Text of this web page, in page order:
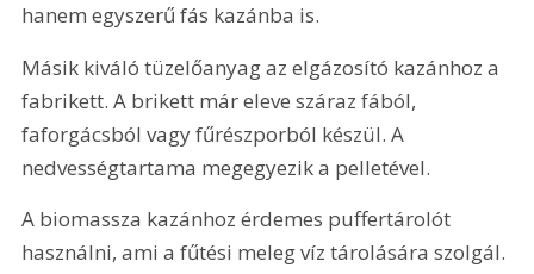
hanem egyszerű fás kazánba is.
Másik kiváló tüzelőanyag az elgázosító kazánhoz a
fabrikett. A brikett már eleve száraz fából,
faforgácsból vagy fűrészporból készül. A
nedvességtartama megegyezik a pelletével.
A biomassza kazánhoz érdemes puffertárolót
használni, ami a fűtési meleg víz tárolására szolgál.